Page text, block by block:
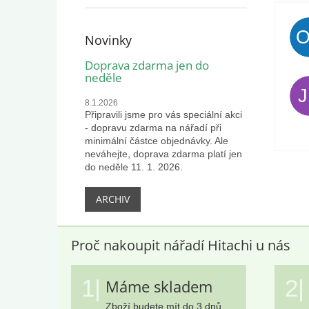
Novinky
Doprava zdarma jen do
neděle
8.1.2026
Připravili jsme pro vás speciální akci
- dopravu zdarma na nářadí při
minimální částce objednávky. Ale
neváhejte, doprava zdarma platí jen
do neděle 11. 1. 2026.
ARCHIV
Proč nakoupit nářadí Hitachi u nás
1| Máme skladem
Zboží budete mít do 3 dnů.
2|